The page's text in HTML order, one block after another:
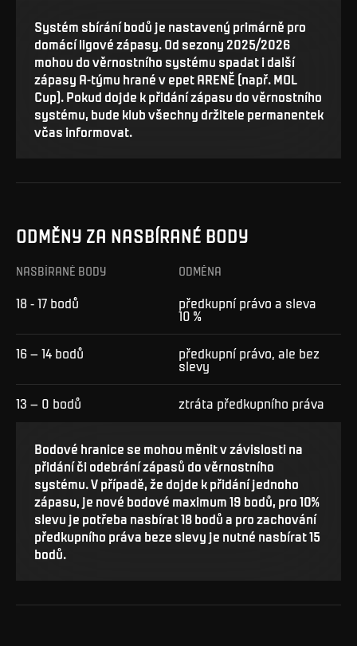
Systém sbírání bodů je nastavený primárně pro
domácí ligové zápasy. Od sezony 2025/2026
mohou do věrnostního systému spadat i další
zápasy A-týmu hrané v epet ARENĚ (např. MOL
Cup). Pokud dojde k přidání zápasu do věrnostního
systému, bude klub všechny držitele permanentek
včas informovat.
ODMĚNY ZA NASBÍRANÉ BODY
NASBÍRANÉ BODY ODMĚNA
18 - 17 bodů
předkupní právo a sleva
10 %
16 – 14 bodů
předkupní právo, ale bez
slevy
13 – 0 bodů ztráta předkupního práva
Bodové hranice se mohou měnit v závislosti na
přidání či odebrání zápasů do věrnostního
systému. V případě, že dojde k přidání jednoho
zápasu, je nové bodové maximum 19 bodů, pro 10%
slevu je potřeba nasbírat 18 bodů a pro zachování
předkupního práva beze slevy je nutné nasbírat 15
bodů.